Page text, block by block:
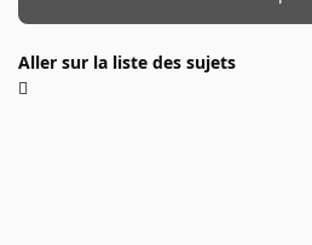
Aller sur la liste des sujets